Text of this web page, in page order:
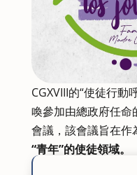
CGXVIII的“使徒行動
喚參加由總政府任命
會議，該會議旨在作
“青年”的使徒領域。